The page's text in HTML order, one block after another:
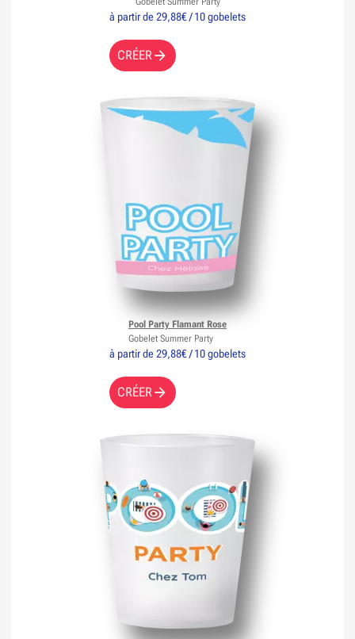
à partir de 29,88€ / 10 gobelets
CRÉER
à partir de 29,88€ / 10 gobelets
CRÉER
Pool Party Flamant Rose
Gobelet Summer Party